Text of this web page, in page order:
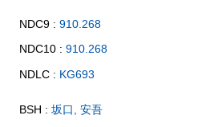
NDC9 : 910.268
NDC10 : 910.268
NDLC : KG693
BSH : 坂口, 安吾